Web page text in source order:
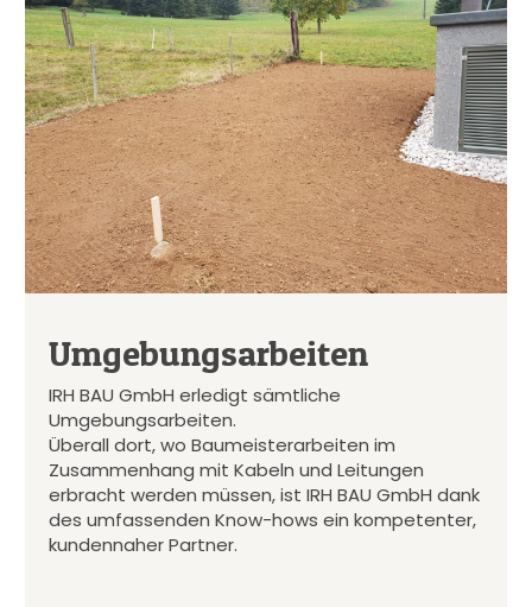
Umgebungsarbeiten
IRH BAU GmbH erledigt sämtliche
Umgebungsarbeiten.
Überall dort, wo Baumeisterarbeiten im
Zusammenhang mit Kabeln und Leitungen
erbracht werden müssen, ist IRH BAU GmbH dank
des umfassenden Know-hows ein kompetenter,
kundennaher Partner.